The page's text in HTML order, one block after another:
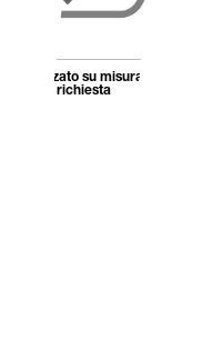
Realizzato su misura a
richiesta